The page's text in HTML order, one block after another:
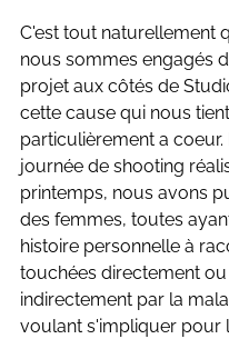
C'est tout naturellement
nous sommes engagés
projet aux côtés de
cette cause qui nous tient
particulièrement a coeur.
journée de shooting
printemps, nous avons
des femmes, toutes
histoire personnelle à
touchées directement ou
indirectement par la
voulant s'impliquer pour